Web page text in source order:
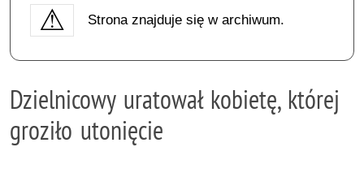
Strona znajduje się w archiwum.
Dzielnicowy uratował kobietę, której
groziło utonięcie